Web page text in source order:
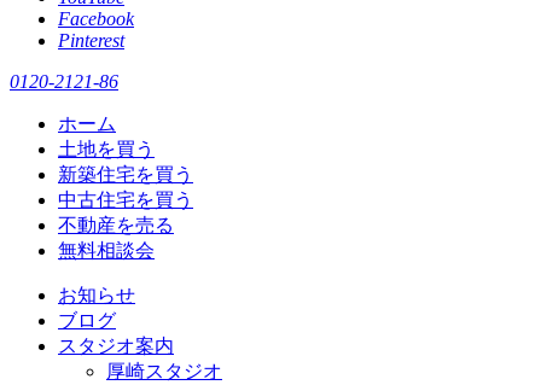
Facebook
Pinterest
0120-2121-86
ホーム
土地を買う
新築住宅を買う
中古住宅を買う
不動産を売る
無料相談会
お知らせ
ブログ
スタジオ案内
厚崎スタジオ